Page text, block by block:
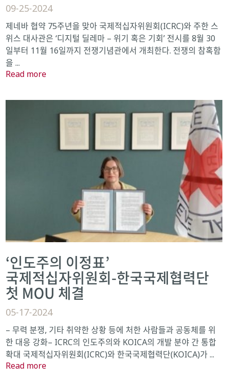
09-25-2024
제네바 협약 75주년을 맞아 국제적십자위원회(ICRC)와 주한 스
위스 대사관은 ‘디지털 딜레마 – 위기 혹은 기회’ 전시를 8월 30
일부터 11월 16일까지 전쟁기념관에서 개최한다. 전쟁의 참혹함
을 ...
Read more
‘인도주의 이정표’
국제적십자위원회-한국국제협력단
첫 MOU 체결
05-17-2024
– 무력 분쟁, 기타 취약한 상황 등에 처한 사람들과 공동체를 위
한 대응 강화– ICRC의 인도주의와 KOICA의 개발 분야 간 통합
확대 국제적십자위원회(ICRC)와 한국국제협력단(KOICA)가 ...
Read more